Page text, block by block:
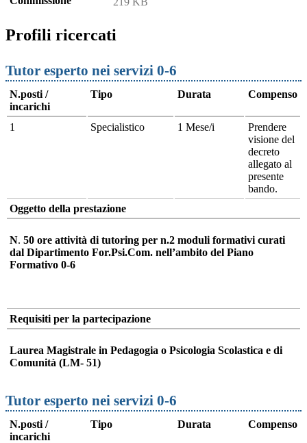
Profili ricercati
Tutor esperto nei servizi 0-6
N.posti /
incarichi
Tipo Durata Compenso
1 Specialistico 1 Mese/i
Prendere
visione del
decreto
allegato al
presente
bando.
Oggetto della prestazione
N. 50 ore attività di tutoring per n.2 moduli formativi curati
dal Dipartimento For.Psi.Com. nell’ambito del Piano
Formativo 0-6
Requisiti per la partecipazione
Laurea Magistrale in Pedagogia o Psicologia Scolastica e di
Comunità (LM- 51)
Tutor esperto nei servizi 0-6
N.posti /
incarichi
Tipo Durata Compenso